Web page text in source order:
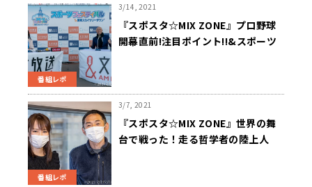
番組レポ
3/14, 2021
『スポスタ☆MIX ZONE』プロ野球
開幕直前!注目ポイント!!&スポーツ
番組レポ
3/7, 2021
『スポスタ☆MIX ZONE』世界の舞
台で戦った！走る哲学者の陸上人